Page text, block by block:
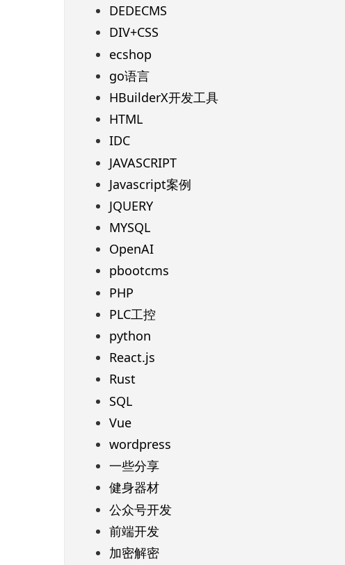
DEDECMS
DIV+CSS
ecshop
go语言
HBuilderX开发工具
HTML
IDC
JAVASCRIPT
Javascript案例
JQUERY
MYSQL
OpenAI
pbootcms
PHP
PLC工控
python
React.js
Rust
SQL
Vue
wordpress
一些分享
健身器材
公众号开发
前端开发
加密解密